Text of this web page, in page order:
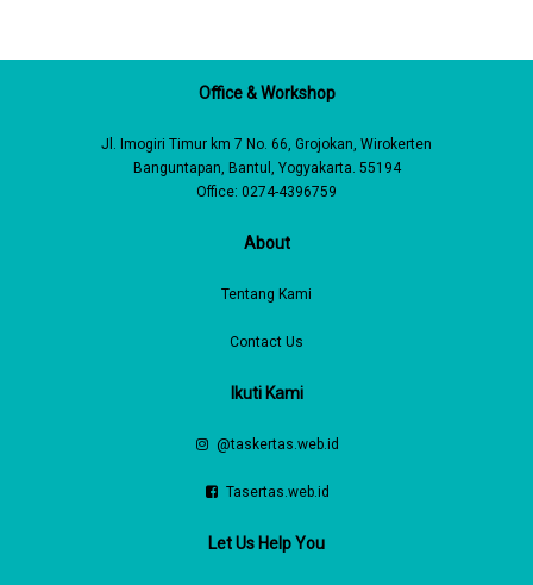
Office & Workshop
Jl. Imogiri Timur km 7 No. 66, Grojokan, Wirokerten
Banguntapan, Bantul, Yogyakarta. 55194
Office: 0274-4396759
About
Tentang Kami
Contact Us
Ikuti Kami
@taskertas.web.id
Tasertas.web.id
Let Us Help You